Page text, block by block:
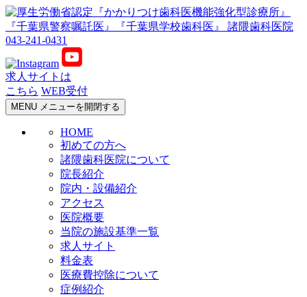
043-241-0431
求人サイトは
こちら WEB受付
MENU メニューを開閉する
HOME
初めての方へ
諸隈歯科医院について
院長紹介
院内・設備紹介
アクセス
医院概要
当院の施設基準一覧
求人サイト
料金表
医療費控除について
症例紹介